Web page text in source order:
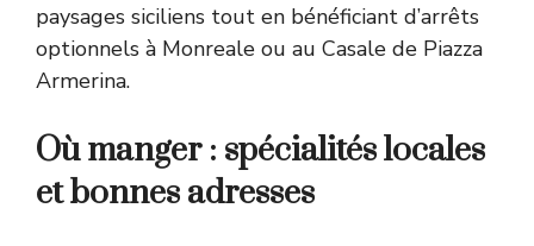
paysages siciliens tout en bénéficiant d’arrêts
optionnels à Monreale ou au Casale de Piazza
Armerina.
Où manger : spécialités locales
et bonnes adresses